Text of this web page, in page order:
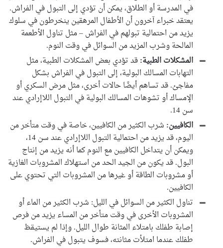
في المدرسة أو الطلاق، يمكن أن تؤدي إلى التبول في الفراش.
يعتقد خبراء آخرون أن الأطفال المرهقين ينخرطون في سلوك
يزيد من احتمالية تبولهم في الفراش – مثل تناول الأطعمة
المالحة وشرب المزيد من السوائل في وقت النوم.
المشكلات الطبية:قد تؤدي بعض المشكلات الطبية، مثل
التهابات المسالك البولية، إلى التبول في الفراش بشكل
مفاجئ. قد تساهم أيضًا حالات أخرى، مثل مرض السكري أو
الإمساك أو تشوهات المسالك البولية في التبول اللاإرادي عند
سن 14.
الكافيين: شرب الكثير من الكافيين، خاصة في وقت متأخر من
اليوم، قد يزيد من احتمالية التبول اللاإرادي عند سن 14،
ويمكن أن يتداخل الكافيين مع النوم كما أنه يزيد من إنتاج
البول. قد يكون من الجيد الحد من استهلاك المشروبات الغازية
أو مشروبات الطاقة أو غيرها من المشروبات التي تحتوي على
الكافيين.
تناول الكثير من السوائل في الليل: شرب الكثير من الماء أو
المشروبات الأخرى في وقت متأخر من المساء يزيد من فرص
إصابة طفلك بامتلاء المثانة طوال الليل. وإذا لم يستيقظ
طفلك عندما امتلأت مثانته، فسوف يتبول في الفراش.